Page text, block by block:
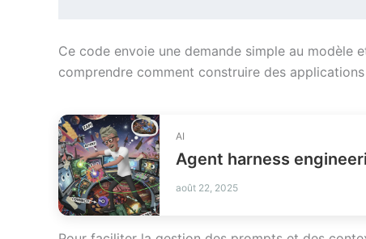
Ce code envoie une demande simple au modèle
comprendre comment construire des
AI
août 22, 2025